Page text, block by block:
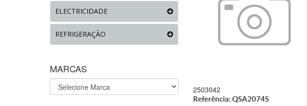
ELECTRICIDADE
REFRIGERAÇÃO
MARCAS
2503042
Referência: QSA2074S